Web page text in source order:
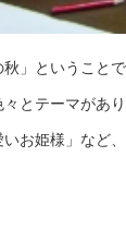
」ということ
とテーマがあ
いお姫様」など